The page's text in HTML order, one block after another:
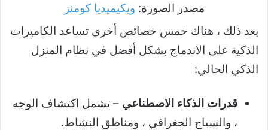
مصدر الصورة: ويكيميديا ​​كومنز
بعد ذلك ، هناك خمس خصائص أخرى تساعد الكاميرات
الذكية على الاندماج بشكل أفضل في نظام المنزل
الذكي الحالي:
قدرات الذكاء الاصطناعي – تشمل اكتشاف الوجه
، والسياج الجغرافي ، ومناطق النشاط.